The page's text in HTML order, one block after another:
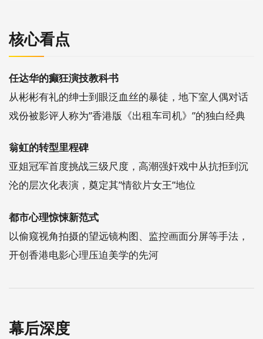
核心看点
任达华的癫狂演技教科书
从彬彬有礼的绅士到眼泛血丝的暴徒，地下室人偶对话
戏份被影评人称为”香港版《出租车司机》”的独白经典
翁虹的转型里程碑
亚姐冠军首度挑战三级尺度，高潮强奸戏中从抗拒到沉
沦的层次化表演，奠定其”情欲片女王”地位
都市心理惊悚新范式
以偷窥视角拍摄的望远镜构图、监控画面分屏等手法，
开创香港电影心理压迫美学的先河
幕后深度